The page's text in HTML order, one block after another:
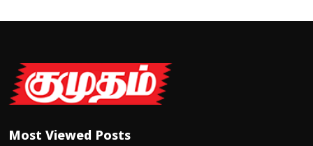
Most Viewed Posts